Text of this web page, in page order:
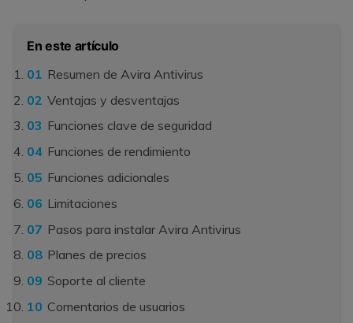
En este artículo
Resumen de Avira Antivirus
Ventajas y desventajas
Funciones clave de seguridad
Funciones de rendimiento
Funciones adicionales
Limitaciones
Pasos para instalar Avira Antivirus
Planes de precios
Soporte al cliente
Comentarios de usuarios